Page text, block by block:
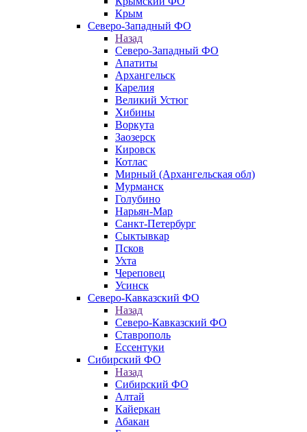
Крым
Северо-Западный ФО
Назад
Северо-Западный ФО
Апатиты
Архангельск
Карелия
Великий Устюг
Хибины
Воркута
Заозерск
Кировск
Котлас
Мирный (Архангельская обл)
Мурманск
Голубино
Нарьян-Мар
Санкт-Петербург
Сыктывкар
Псков
Ухта
Череповец
Усинск
Северо-Кавказский ФО
Назад
Северо-Кавказский ФО
Ставрополь
Ессентуки
Сибирский ФО
Назад
Сибирский ФО
Алтай
Кайеркан
Абакан